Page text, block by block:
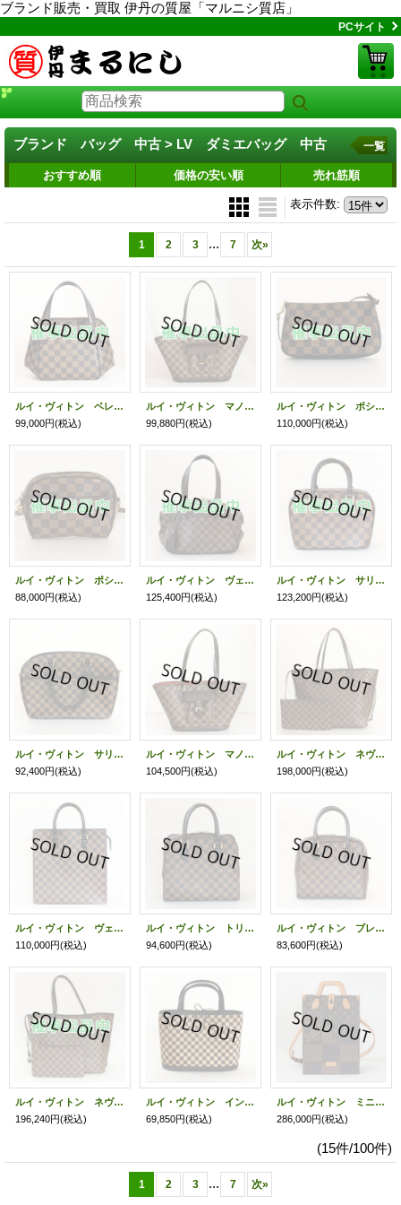
ブランド販売・買取 伊丹の質屋「マルニシ質店」
PCサイト
ブランド バッグ 中古 > LV ダミエバッグ 中古 一覧
おすすめ順 価格の安い順 売れ筋順
表示件数:
1 2 3 ... 7 次»
ルイ・ヴィトン ベレムPM N51173
99,000円(税込)
ルイ・ヴィトン マノスクPM N51121
99,880円(税込)
ルイ・ヴィトン ポシェット・アクセソワール N41206
110,000円(税込)
ルイ・ヴィトン ポシェット・イパネマ N51296
88,000円(税込)
ルイ・ヴィトン ヴェローナPM N41117
125,400円(税込)
ルイ・ヴィトン サリア・ミニ N51286
123,200円(税込)
ルイ・ヴィトン サリア・オリゾンタル N51282
92,400円(税込)
ルイ・ヴィトン マノスクPM N51121
104,500円(税込)
ルイ・ヴィトン ネヴァーフルMM N41358
198,000円(税込)
ルイ・ヴィトン ヴェニス N51145
110,000円(税込)
ルイ・ヴィトン トリアナ N51155
94,600円(税込)
ルイ・ヴィトン ブレラ N51150
83,600円(税込)
ルイ・ヴィトン ネヴァーフルMM N41358 スリーズ
196,240円(税込)
ルイ・ヴィトン インパラ M92133
69,850円(税込)
ルイ・ヴィトン ミニトート N40355
286,000円(税込)
(15件/100件)
1 2 3 ... 7 次»